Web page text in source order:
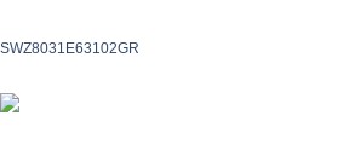
SWZ8031E63102GR